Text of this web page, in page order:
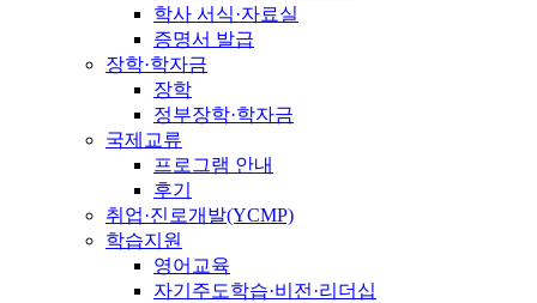
학사 서식·자료실
증명서 발급
장학·학자금
장학
정부장학·학자금
국제교류
프로그램 안내
후기
취업·진로개발(YCMP)
학습지원
영어교육
자기주도학습·비전·리더십